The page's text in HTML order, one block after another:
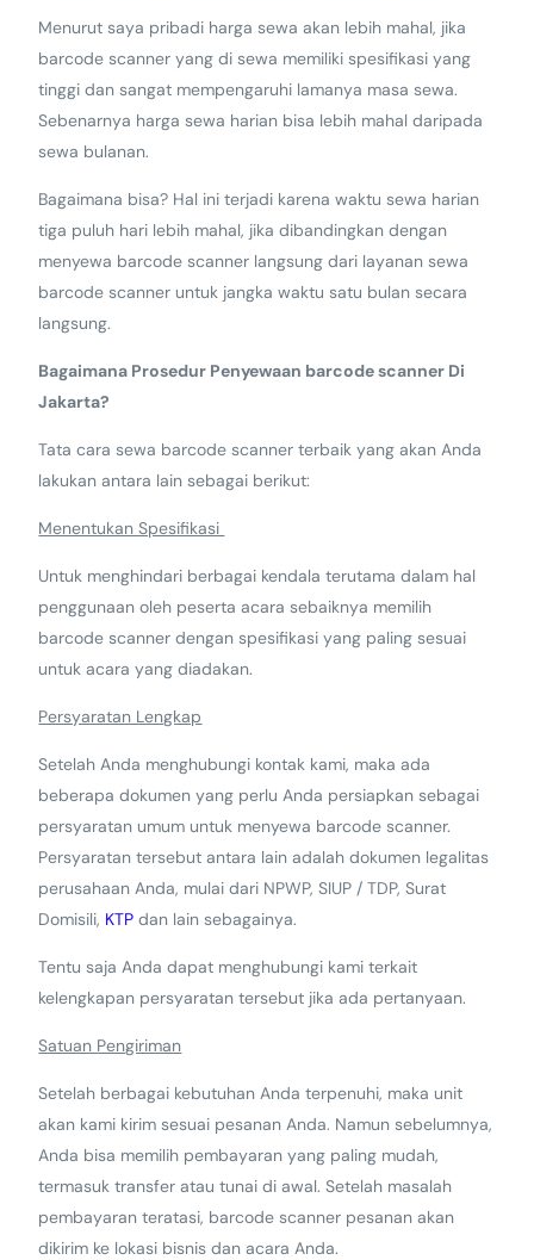
Menurut saya pribadi harga sewa akan lebih mahal, jika
barcode scanner yang di sewa memiliki spesifikasi yang
tinggi dan sangat mempengaruhi lamanya masa sewa.
Sebenarnya harga sewa harian bisa lebih mahal daripada
sewa bulanan.
Bagaimana bisa? Hal ini terjadi karena waktu sewa harian
tiga puluh hari lebih mahal, jika dibandingkan dengan
menyewa barcode scanner langsung dari layanan sewa
barcode scanner untuk jangka waktu satu bulan secara
langsung.
Bagaimana Prosedur Penyewaan barcode scanner Di
Jakarta?
Tata cara sewa barcode scanner terbaik yang akan Anda
lakukan antara lain sebagai berikut:
Menentukan Spesifikasi
Untuk menghindari berbagai kendala terutama dalam hal
penggunaan oleh peserta acara sebaiknya memilih
barcode scanner dengan spesifikasi yang paling sesuai
untuk acara yang diadakan.
Persyaratan Lengkap
Setelah Anda menghubungi kontak kami, maka ada
beberapa dokumen yang perlu Anda persiapkan sebagai
persyaratan umum untuk menyewa barcode scanner.
Persyaratan tersebut antara lain adalah dokumen legalitas
perusahaan Anda, mulai dari NPWP, SIUP / TDP, Surat
Domisili, KTP dan lain sebagainya.
Tentu saja Anda dapat menghubungi kami terkait
kelengkapan persyaratan tersebut jika ada pertanyaan.
Satuan Pengiriman
Setelah berbagai kebutuhan Anda terpenuhi, maka unit
akan kami kirim sesuai pesanan Anda. Namun sebelumnya,
Anda bisa memilih pembayaran yang paling mudah,
termasuk transfer atau tunai di awal. Setelah masalah
pembayaran teratasi, barcode scanner pesanan akan
dikirim ke lokasi bisnis dan acara Anda.